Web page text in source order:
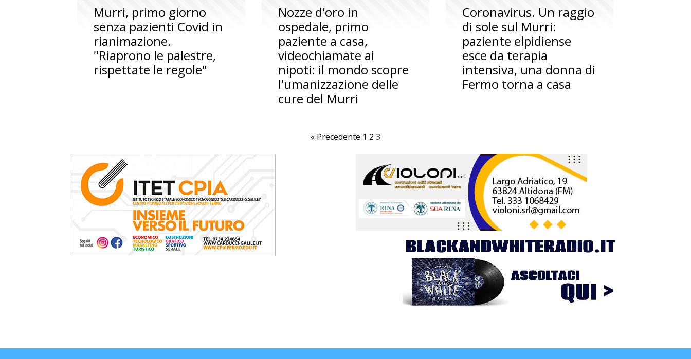
Murri, primo giorno
senza pazienti Covid in
rianimazione.
"Riaprono le palestre,
rispettate le regole"
Nozze d'oro in
ospedale, primo
paziente a casa,
videochiamate ai
nipoti: il mondo scopre
l'umanizzazione delle
cure del Murri
Coronavirus. Un raggio
di sole sul Murri:
paziente elpidiense
esce da terapia
intensiva, una donna di
Fermo torna a casa
« Precedente 1 2 3